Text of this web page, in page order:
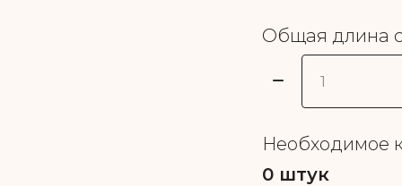
Общая длина
Необходимое
0 штук